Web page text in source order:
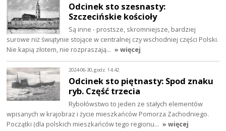
Odcinek sto szesnasty:
Szczecińskie kościoły
Są inne - prostsze, skromniejsze, bardziej
surowe niż świątynie stojące w centralnej czy wschodniej części Polski.
Nie kapią złotem, nie rozpraszają… » więcej
2024-06-30, godz. 14:42
Odcinek sto piętnasty: Spod znaku
ryb. Część trzecia
Rybołówstwo to jeden ze stałych elementów
wpisanych w krajobraz i życie mieszkańców Pomorza Zachodniego.
Początki (dla polskich mieszkańców tego regionu… » więcej